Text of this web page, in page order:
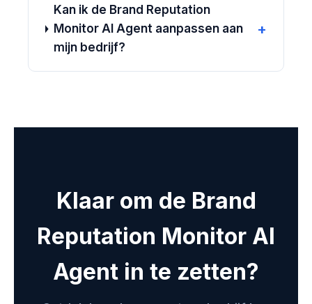
Kan ik de Brand Reputation
Monitor AI Agent aanpassen aan
mijn bedrijf?
+
Klaar om de Brand
Reputation Monitor AI
Agent in te zetten?